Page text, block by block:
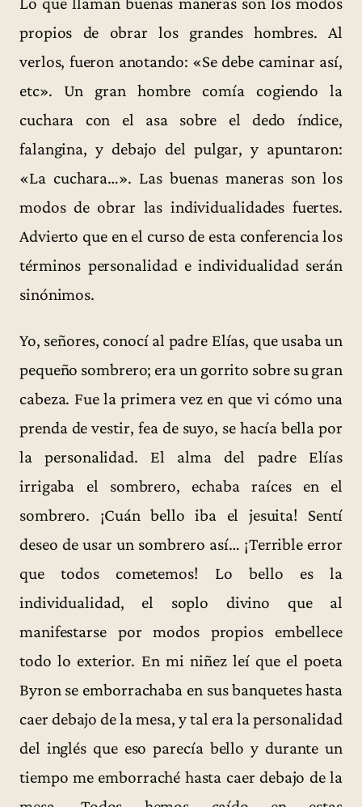
propios de obrar los grandes hombres. Al
verlos, fueron anotando: «Se debe caminar así,
etc». Un gran hombre comía cogiendo la
cuchara con el asa sobre el dedo índice,
falangina, y debajo del pulgar, y apuntaron:
«La cuchara…». Las buenas maneras son los
modos de obrar las individualidades fuertes.
Advierto que en el curso de esta conferencia los
términos personalidad e individualidad serán
sinónimos.
Yo, señores, conocí al padre Elías, que usaba un
pequeño sombrero; era un gorrito sobre su gran
cabeza. Fue la primera vez en que vi cómo una
prenda de vestir, fea de suyo, se hacía bella por
la personalidad. El alma del padre Elías
irrigaba el sombrero, echaba raíces en el
sombrero. ¡Cuán bello iba el jesuita! Sentí
deseo de usar un sombrero así… ¡Terrible error
que todos cometemos! Lo bello es la
individualidad, el soplo divino que al
manifestarse por modos propios embellece
todo lo exterior. En mi niñez leí que el poeta
Byron se emborrachaba en sus banquetes hasta
caer debajo de la mesa, y tal era la personalidad
del inglés que eso parecía bello y durante un
tiempo me emborraché hasta caer debajo de la